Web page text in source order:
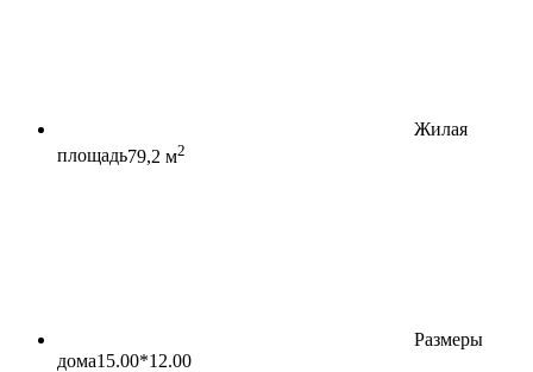
Жилая
площадь79,2 м2
Размеры
дома15.00*12.00